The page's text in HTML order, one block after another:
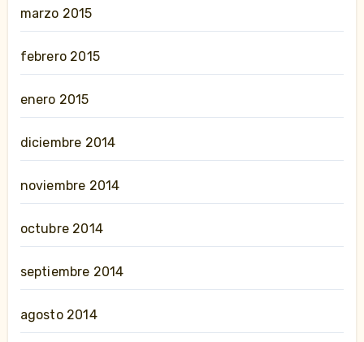
marzo 2015
febrero 2015
enero 2015
diciembre 2014
noviembre 2014
octubre 2014
septiembre 2014
agosto 2014